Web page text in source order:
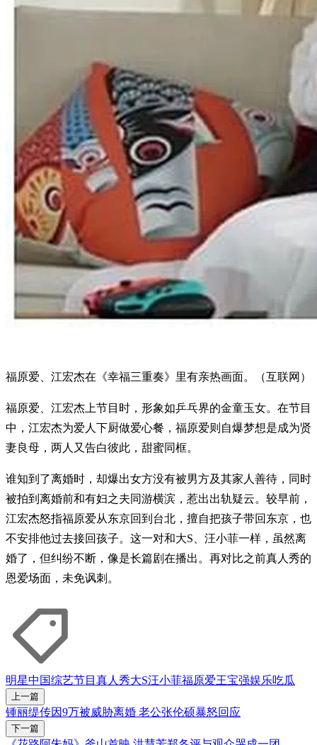
福原爱、江宏杰在《幸福三重奏》里有亲热画面。（互联网）
福原爱、江宏杰上节目时，形象如乒乓界的金童玉女。在节目
中，江宏杰为爱人下厨做爱心餐，福原爱则自爆梦想是成为贤
妻良母，两人又告白彼此，甜蜜同框。
谁知到了离婚时，却爆出女方没有被男方及其家人善待，同时
被拍到离婚前和有妇之夫同游横滨，惹出出轨疑云。较早前，
江宏杰怒指福原爱从东京回到台北，擅自把孩子带回东京，也
不安排他过去接回孩子。这一对和大S、汪小菲一样，虽然离
婚了，但纠纷不断，像是长篇剧在播出。再对比之前真人秀的
恩爱场面，未免讽刺。
明星中国综艺节目 真人秀大S汪小菲福原爱王宝强娱乐吃瓜
上一篇
锺丽缇传因9万被威胁离婚 老公张伦硕暴怒回应
下一篇